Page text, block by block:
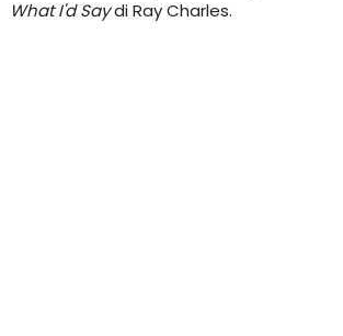
What I'd Saydi Ray Charles.